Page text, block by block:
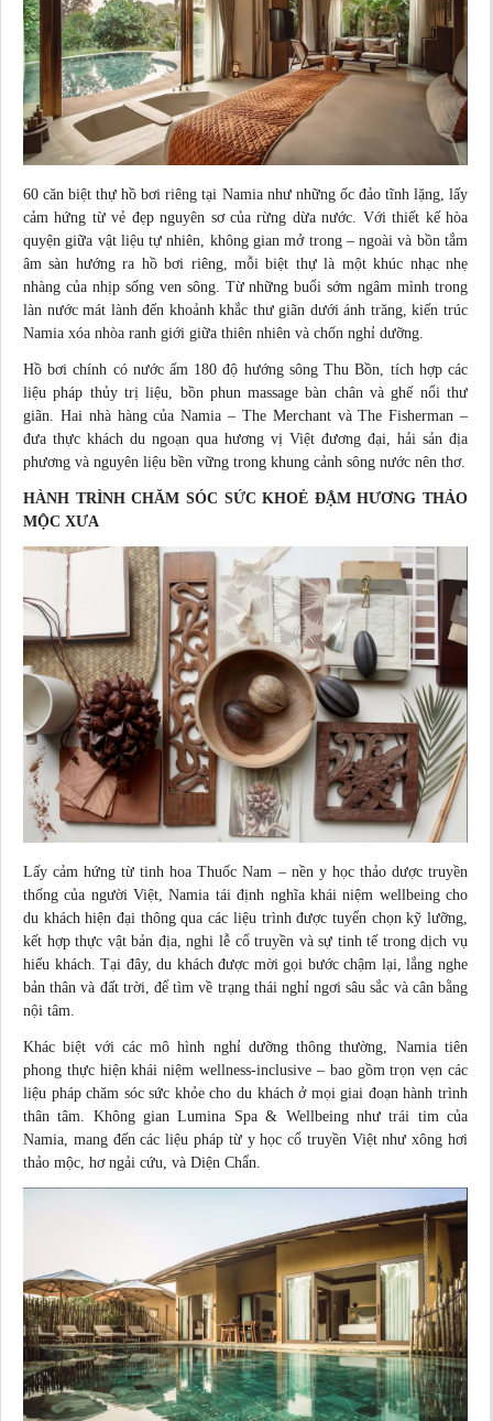
60 căn biệt thự hồ bơi riêng tại Namia như những ốc đảo tĩnh lặng, lấy
cảm hứng từ vẻ đẹp nguyên sơ của rừng dừa nước. Với thiết kế hòa
quyện giữa vật liệu tự nhiên, không gian mở trong – ngoài và bồn tắm
âm sàn hướng ra hồ bơi riêng, mỗi biệt thự là một khúc nhạc nhẹ
nhàng của nhịp sống ven sông. Từ những buổi sớm ngâm mình trong
làn nước mát lành đến khoảnh khắc thư giãn dưới ánh trăng, kiến trúc
Namia xóa nhòa ranh giới giữa thiên nhiên và chốn nghỉ dưỡng.
Hồ bơi chính có nước ấm 180 độ hướng sông Thu Bồn, tích hợp các
liệu pháp thủy trị liệu, bồn phun massage bàn chân và ghế nổi thư
giãn. Hai nhà hàng của Namia – The Merchant và The Fisherman –
đưa thực khách du ngoạn qua hương vị Việt đương đại, hải sản địa
phương và nguyên liệu bền vững trong khung cảnh sông nước nên thơ.
HÀNH TRÌNH CHĂM SÓC SỨC KHOẺ ĐẬM HƯƠNG THẢO
MỘC XƯA
Lấy cảm hứng từ tinh hoa Thuốc Nam – nền y học thảo dược truyền
thống của người Việt, Namia tái định nghĩa khái niệm wellbeing cho
du khách hiện đại thông qua các liệu trình được tuyển chọn kỹ lưỡng,
kết hợp thực vật bản địa, nghi lễ cổ truyền và sự tinh tế trong dịch vụ
hiếu khách. Tại đây, du khách được mời gọi bước chậm lại, lắng nghe
bản thân và đất trời, để tìm về trạng thái nghỉ ngơi sâu sắc và cân bằng
nội tâm.
Khác biệt với các mô hình nghỉ dưỡng thông thường, Namia tiên
phong thực hiện khái niệm wellness-inclusive – bao gồm trọn vẹn các
liệu pháp chăm sóc sức khỏe cho du khách ở mọi giai đoạn hành trình
thân tâm. Không gian Lumina Spa & Wellbeing như trái tim của
Namia, mang đến các liệu pháp từ y học cổ truyền Việt như xông hơi
thảo mộc, hơ ngải cứu, và Diện Chẩn.